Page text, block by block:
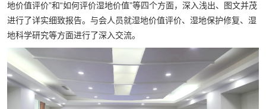
地价值评价”和“如何评价湿地价值”等四个方面，深入浅出、图文并茂
进行了详实细致报告。与会人员就湿地价值评价、湿地保护修复、湿
地科学研究等方面进行了深入交流。